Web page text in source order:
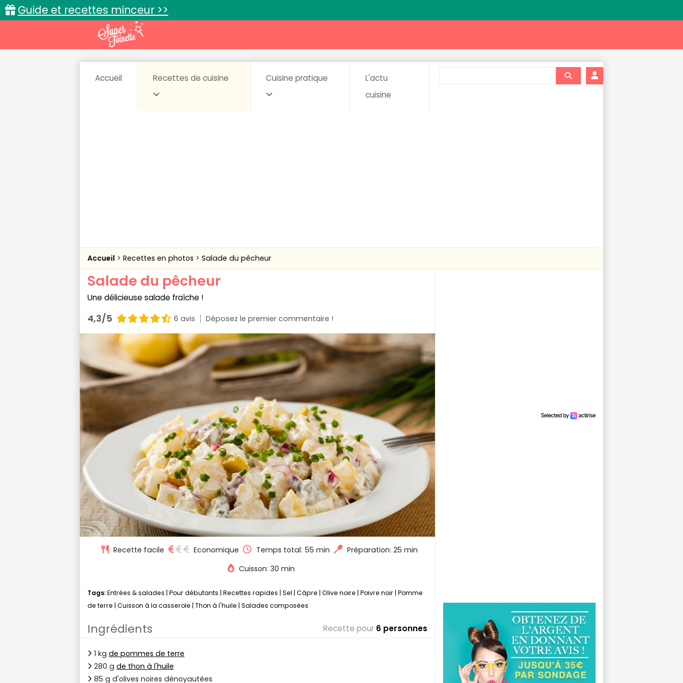
Guide et recettes minceur >>
Accueil Recettes de cuisine Cuisine pratique
L'actu
cuisine
Accueil Recettes en photos Salade du pêcheur
Salade du pêcheur
Une délicieuse salade fraîche !
4,3/5 6 avis Déposez le premier commentaire !
Recette facile Economique Temps total: 55 min
Préparation: 25 min
Cuisson: 30 min
Tags:Entrées & salades | Pour débutants | Recettes rapides | Sel | Câpre | Olive noire | Poivre noir | Pomme
de terre | Cuisson à la casserole | Thon à l'huile | Salades composées
Ingrédients Recette pour 6 personnes
1 kg de pommes de terre
280 g de thon à l'huile
85 g d'olives noires dénoyautées